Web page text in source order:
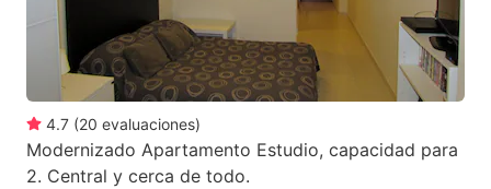
4.7 (20 evaluaciones)
Modernizado Apartamento Estudio, capacidad para
2. Central y cerca de todo.